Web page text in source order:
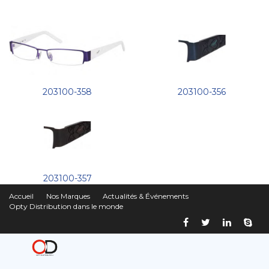
203100-358 203100-356
203100-357
Accueil Nos Marques
Actualités & Événements
Opty Distribution dans le monde